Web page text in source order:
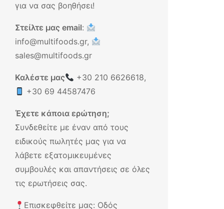
για να σας βοηθήσει!
Στείλτε μας email:
info@multifoods.gr,
sales@multifoods.gr
Καλέστε μας +30 210 6626618,
+30 69 44587476
Έχετε κάποια ερώτηση;
Συνδεθείτε με έναν από τους
ειδικούς πωλητές μας για να
λάβετε εξατομικευμένες
συμβουλές και απαντήσεις σε όλες
τις ερωτήσεις σας.
Επισκεφθείτε μας: Οδός